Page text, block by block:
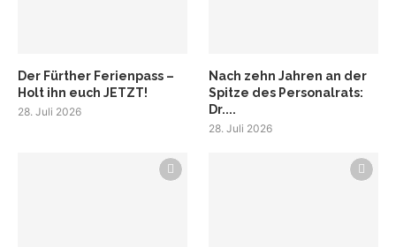
Der Fürther Ferienpass –
Holt ihn euch JETZT!
28. Juli 2026
Nach zehn Jahren an der
Spitze des Personalrats:
Dr....
28. Juli 2026